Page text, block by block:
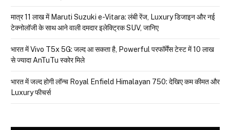
मात्र ₹11 लाख में Maruti Suzuki e-Vitara: लंबी रेंज, Luxury डिजाइन और नई
टेक्नोलॉजी के साथ आने वाली दमदार इलेक्ट्रिक SUV, जानिए
भारत में Vivo T5x 5G: जल्द आ सकता है, Powerful परफॉर्मेंस टेस्ट में 10 लाख
से ज्यादा AnTuTu स्कोर मिले
भारत में जल्द होगी लॉन्च Royal Enfield Himalayan 750: देखिए कम कीमत और
Luxury फीचर्स